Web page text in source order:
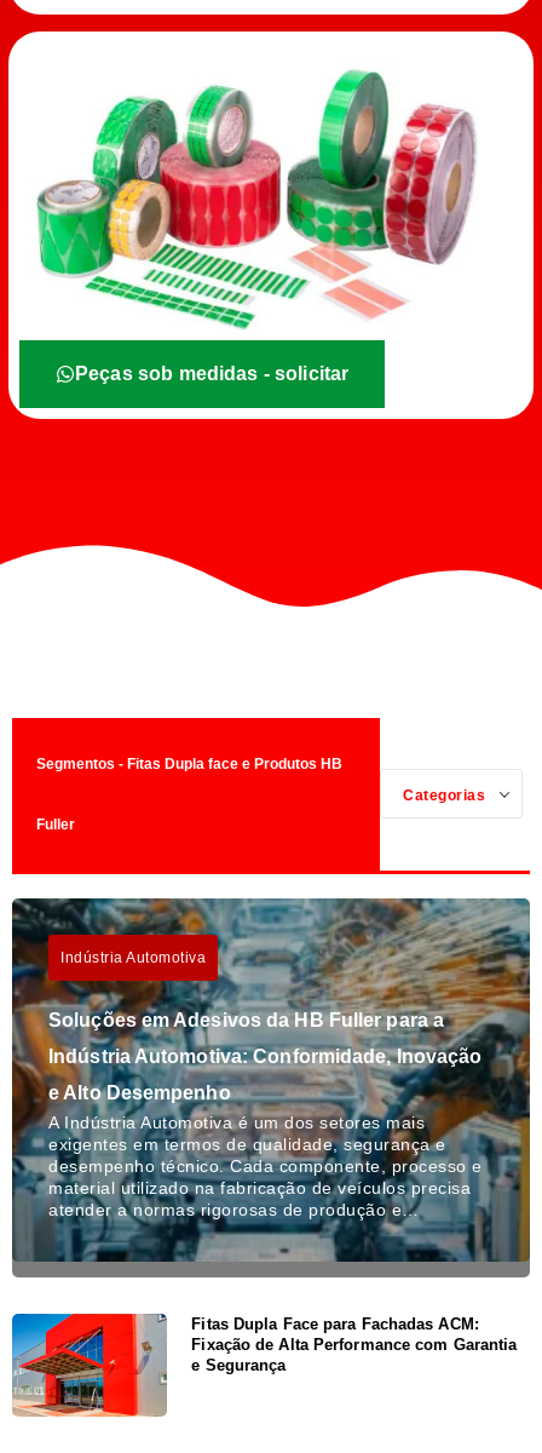
Peças sob medidas - solicitar
Segmentos - Fitas Dupla face e Produtos HB
Fuller
Categorias
Indústria Automotiva
Soluções em Adesivos da HB Fuller para a
Indústria Automotiva: Conformidade, Inovação
e Alto Desempenho
A Indústria Automotiva é um dos setores mais
exigentes em termos de qualidade, segurança e
desempenho técnico. Cada componente, processo e
material utilizado na fabricação de veículos precisa
atender a normas rigorosas de produção e…
Fitas Dupla Face para Fachadas ACM:
Fixação de Alta Performance com Garantia
e Segurança